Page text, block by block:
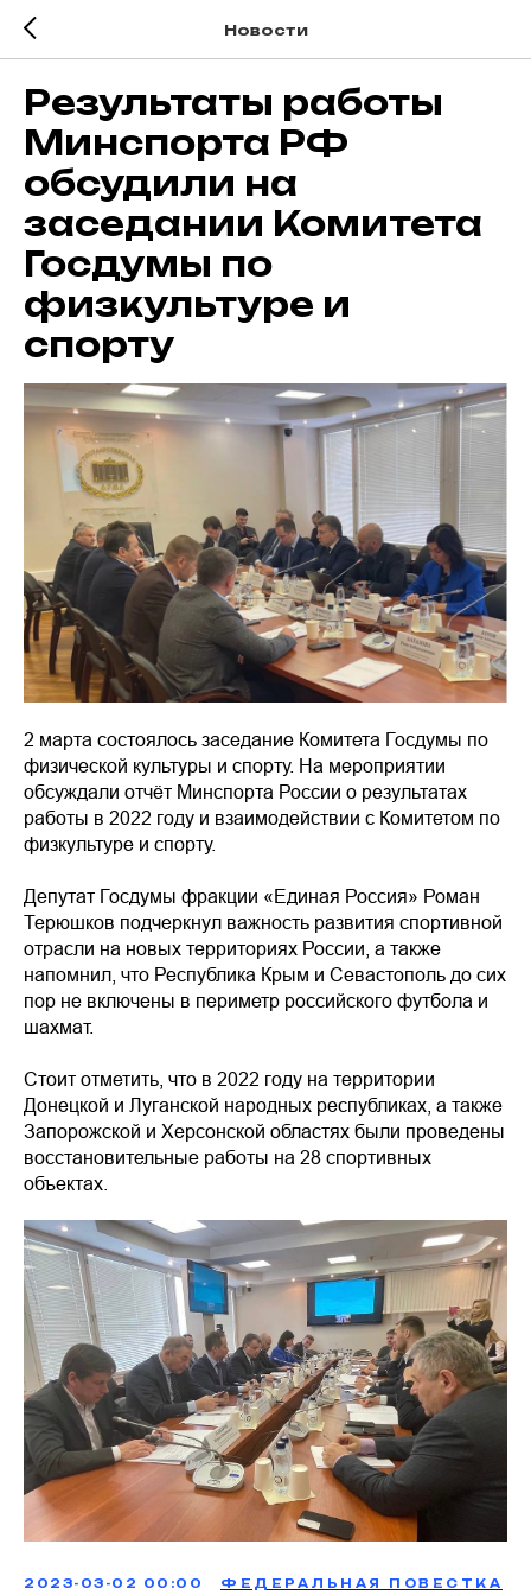
Новости
Результаты работы
Минспорта РФ
обсудили на
заседании Комитета
Госдумы по
физкультуре и
спорту
2 марта состоялось заседание Комитета Госдумы по
физической культуры и спорту. На мероприятии
обсуждали отчёт Минспорта России о результатах
работы в 2022 году и взаимодействии с Комитетом по
физкультуре и спорту.
Депутат Госдумы фракции «Единая Россия» Роман
Терюшков подчеркнул важность развития спортивной
отрасли на новых территориях России, а также
напомнил, что Республика Крым и Севастополь до сих
пор не включены в периметр российского футбола и
шахмат.
Стоит отметить, что в 2022 году на территории
Донецкой и Луганской народных республиках, а также
Запорожской и Херсонской областях были проведены
восстановительные работы на 28 спортивных
объектах.
2023-03-02 00:00 ФЕДЕРАЛЬНАЯ ПОВЕСТКА